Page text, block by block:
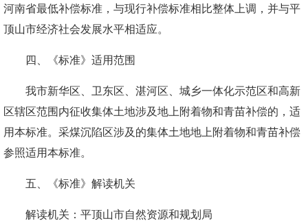
河南省最低补偿标准，与现行补偿标准相比整体上调，并与平
顶山市经济社会发展水平相适应。
四 《标准》 适用范围
我市新华区、卫东区、湛河区、城乡一体化示范区和高新
区辖区范围内征收集体土地涉及地上附着物和青苗补偿的，适
用本标准。采煤沉陷区涉及的集体土地地上附着物和青苗补偿
参照适用本标准。
五、《标准》解读机关
解读机关：平顶山市自然资源和规划局